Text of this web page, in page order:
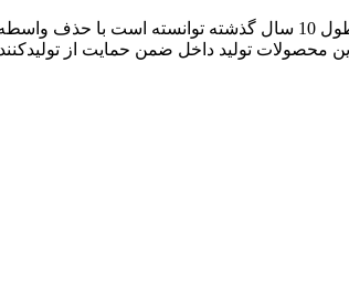
آراد کابل که با نام بازار سیم و کابل ایران فعالیت خود را آغاز
محصولات تولید داخل ضمن حمایت از